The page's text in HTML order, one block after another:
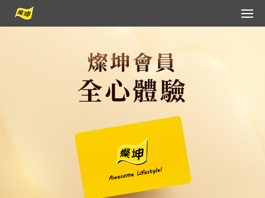
FB分享